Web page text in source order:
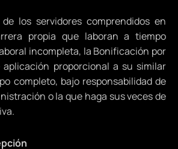
los servidores comprendidos en
propia que laboran a tiempo
incompleta, la Bonificación por
aplicación proporcional a su similar
completo, bajo responsabilidad de
o la que haga sus veces de